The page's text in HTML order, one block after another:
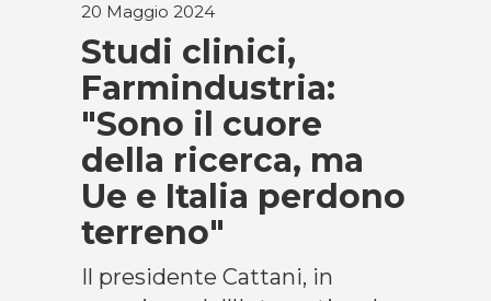
20 Maggio 2024
Studi clinici,
Farmindustria:
"Sono il cuore
della ricerca, ma
Ue e Italia perdono
terreno"
Il presidente Cattani, in